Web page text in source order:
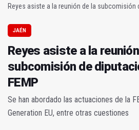
Reyes asiste a la reunión de la subcomisión
JAÉN
Reyes asiste a la
subcomisión de
FEMP
Se han abordado las actuaciones de la
Generation EU, entre otras cuestiones